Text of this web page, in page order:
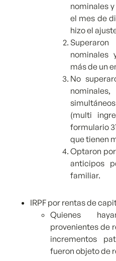
nominales
el mes de
hizo el
nominales
más de un
No
(multi
formulario
que tienen
Optaron
anticipos
familiar.
IRPF por rentas de
Quienes
provenientes de
incrementos
fueron objeto de